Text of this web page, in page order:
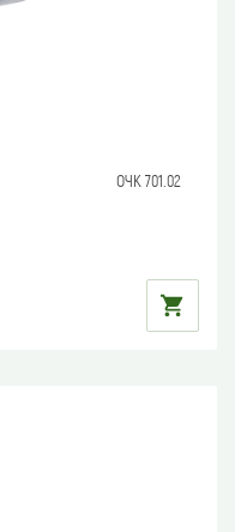
ОЧК 701.02